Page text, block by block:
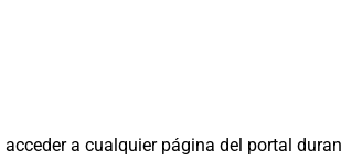
a cualquier página del portal